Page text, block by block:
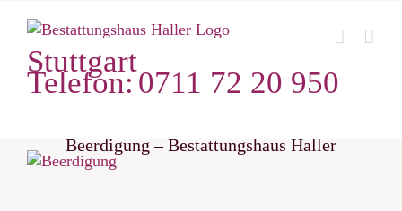
Inhalt
springenStuttgart
Telefon:0711 72 20 950
Beerdigung – Bestattungshaus Haller